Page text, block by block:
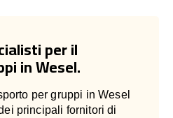
per il
in Wesel.
per gruppi in Wesel
principali fornitori di